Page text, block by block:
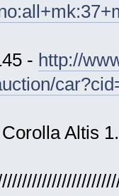
- http://
Corolla Altis